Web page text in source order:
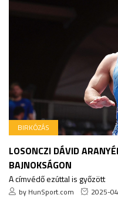
BIRKÓZÁS
LOSONCZI DÁVID
BAJNOKSÁGON
A címvédő ezúttal is győzött
by HunSport.com 2025-